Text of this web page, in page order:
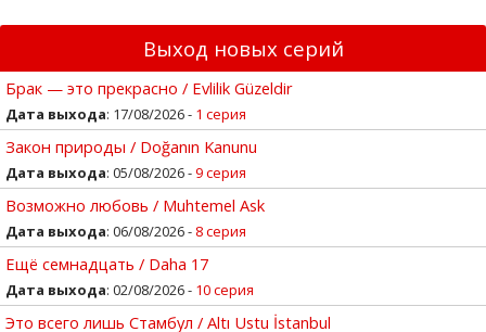
Выход новых серий
Брак — это прекрасно / Evlilik Güzeldir
Дата выхода: 17/08/2026 - 1 серия
Закон природы / Doğanın Kanunu
Дата выхода: 05/08/2026 -9 серия
Возможно любовь / Muhtemel Ask
Дата выхода: 06/08/2026 - 8 серия
Ещё семнадцать / Daha 17
Дата выхода: 02/08/2026 - 10 серия
Это всего лишь Стамбул / Altı Ustu İstanbul